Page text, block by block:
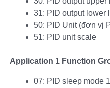
31: PID output lower
50: PID Unit (đơn vị
51: PID unit scale
Application 1 Function
07: PID sleep mode